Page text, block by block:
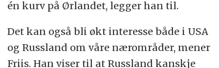
én kurv på Ørlandet, legger han til.
Det kan også bli økt interesse både i USA
og Russland om våre nærområder, mener
Friis. Han viser til at Russland kanskje